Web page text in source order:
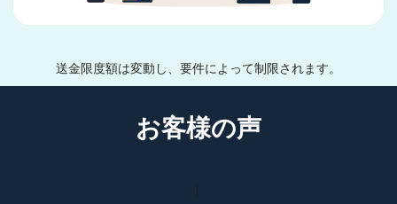
送金限度額は変動し、要件によって制限されます。
お客様の声